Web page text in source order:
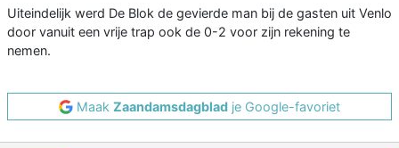
Uiteindelijk werd De Blok de gevierde man bij de gasten uit Venlo
door vanuit een vrije trap ook de 0-2 voor zijn rekening te
nemen.
Maak Zaandamsdagblad je Google-favoriet